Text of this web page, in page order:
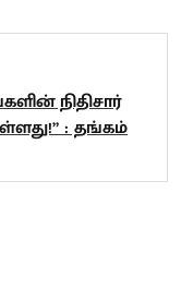
நிதிசார்
: தங்கம்